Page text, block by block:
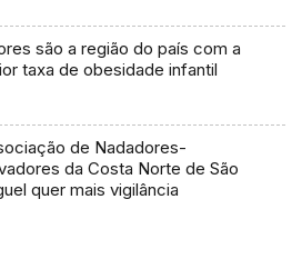
são a região do país com a
taxa de obesidade infantil
de Nadadores-
da Costa Norte de São
quer mais vigilância